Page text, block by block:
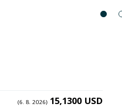
(6. 8. 2026) 15,1300 USD